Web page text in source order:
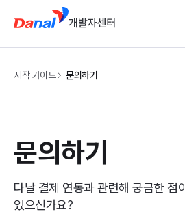
시작 가이드 문의하기
문의하기
다날 결제 연동과 관련해 궁금한 점이
있으신가요?